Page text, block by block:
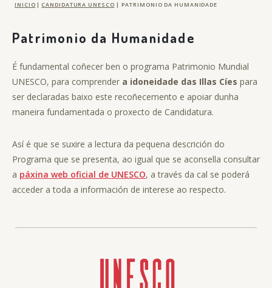
INICIO | CANDIDATURA UNESCO | PATRIMONIO DA HUMANIDADE
Patrimonio da Humanidade
É fundamental coñecer ben o programa Patrimonio Mundial
UNESCO, para comprender a idoneidade das Illas Cíes para
ser declaradas baixo este recoñecemento e apoiar dunha
maneira fundamentada o proxecto de Candidatura.
Así é que se suxire a lectura da pequena descrición do
Programa que se presenta, ao igual que se aconsella consultar
a páxina web oficial de UNESCO, a través da cal se poderá
acceder a toda a información de interese ao respecto.